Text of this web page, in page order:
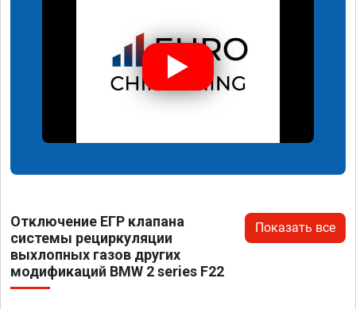
Отключение ЕГР клапана
системы рециркуляции
выхлопных газов других
модификаций BMW 2 series F22
Показать все